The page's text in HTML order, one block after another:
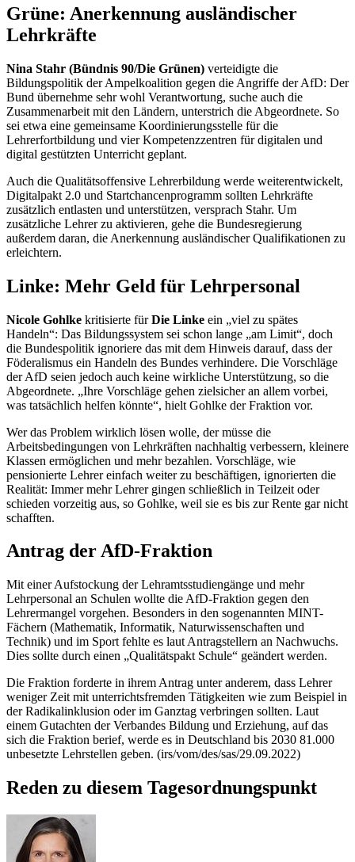
Grüne: Anerkennung ausländischer
Lehrkräfte
Nina Stahr (Bündnis 90/Die Grünen) verteidigte die
Bildungspolitik der Ampelkoalition gegen die Angriffe der AfD: Der
Bund übernehme sehr wohl Verantwortung, suche auch die
Zusammenarbeit mit den Ländern, unterstrich die Abgeordnete. So
sei etwa eine gemeinsame Koordinierungsstelle für die
Lehrerfortbildung und vier Kompetenzzentren für digitalen und
digital gestützten Unterricht geplant.
Auch die Qualitätsoffensive Lehrerbildung werde weiterentwickelt,
Digitalpakt 2.0 und Startchancenprogramm sollten Lehrkräfte
zusätzlich entlasten und unterstützen, versprach Stahr. Um
zusätzliche Lehrer zu aktivieren, gehe die Bundesregierung
außerdem daran, die Anerkennung ausländischer Qualifikationen zu
erleichtern.
Linke: Mehr Geld für Lehrpersonal
Nicole Gohlke kritisierte fürDie Linke ein „viel zu spätes
Handeln“: Das Bildungssystem sei schon lange „am Limit“, doch
die Bundespolitik ignoriere das mit dem Hinweis darauf, dass der
Föderalismus ein Handeln des Bundes verhindere. Die Vorschläge
der AfD seien jedoch auch keine wirkliche Unterstützung, so die
Abgeordnete. „Ihre Vorschläge gehen zielsicher an allem vorbei,
was tatsächlich helfen könnte“, hielt Gohlke der Fraktion vor.
Wer das Problem wirklich lösen wolle, der müsse die
Arbeitsbedingungen von Lehrkräften nachhaltig verbessern, kleinere
Klassen ermöglichen und mehr bezahlen. Vorschläge, wie
pensionierte Lehrer einfach weiter zu beschäftigen, ignorierten die
Realität: Immer mehr Lehrer gingen schließlich in Teilzeit oder
schieden vorzeitig aus, so Gohlke, weil sie es bis zur Rente gar nicht
schafften.
Antrag der AfD-Fraktion
Mit einer Aufstockung der Lehramtsstudiengänge und mehr
Lehrpersonal an Schulen wollte die AfD-Fraktion gegen den
Lehrermangel vorgehen. Besonders in den sogenannten MINT-
Fächern (Mathematik, Informatik, Naturwissenschaften und
Technik) und im Sport fehlte es laut Antragstellern an Nachwuchs.
Dies sollte durch einen „Qualitätspakt Schule“ geändert werden.
Die Fraktion forderte in ihrem Antrag unter anderem, dass Lehrer
weniger Zeit mit unterrichtsfremden Tätigkeiten wie zum Beispiel in
der Radikalinklusion oder im Ganztag verbringen sollten. Laut
einem Gutachten der Verbandes Bildung und Erziehung, auf das
sich die Fraktion berief, werde es in Deutschland bis 2030 81.000
unbesetzte Lehrstellen geben. (irs/vom/des/sas/29.09.2022)
Reden zu diesem Tagesordnungspunkt